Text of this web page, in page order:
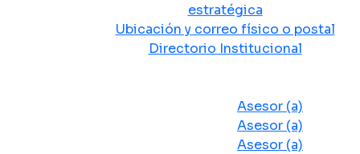
estratégica
Ubicación y correo físico o postal
Directorio Institucional
Asesor (a)
Asesor (a)
Asesor (a)